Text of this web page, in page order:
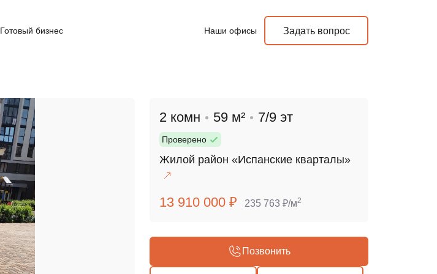
Готовый бизнес Наши офисы Задать вопрос
2 комн 59 м² 7/9 эт
Проверено
Жилой район «Испанские кварталы»
13 910 000 ₽ 235 763 ₽/м2
Позвонить